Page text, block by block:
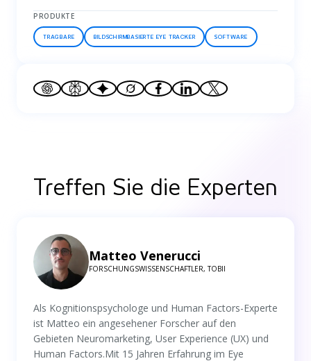
PRODUKTE
TRAGBARE BILDSCHIRMBASIERTE EYE TRACKER SOFTWARE
Treffen Sie die Experten
Matteo Venerucci
FORSCHUNGSWISSENSCHAFTLER, TOBII
Als Kognitionspsychologe und Human Factors-Experte
ist Matteo ein angesehener Forscher auf den
Gebieten Neuromarketing, User Experience (UX) und
Human Factors.Mit 15 Jahren Erfahrung im Eye